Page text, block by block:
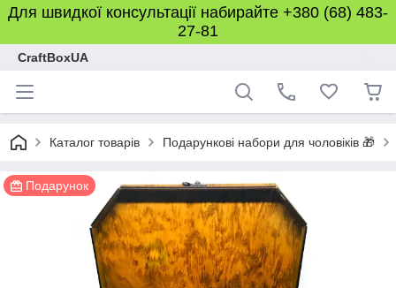
Для швидкої консультації набирайте +380 (68) 483-
27-81
CraftBoxUA
Каталог товарів Подарункові набори для чоловіків 🎁
Подарунок